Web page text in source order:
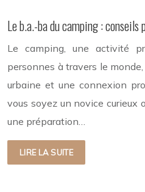
Le b.a.-ba du camping :
Le camping, une activité
personnes à travers le
urbaine et une connexion
vous soyez un novice curieux
une préparation…
LIRE LA SUITE